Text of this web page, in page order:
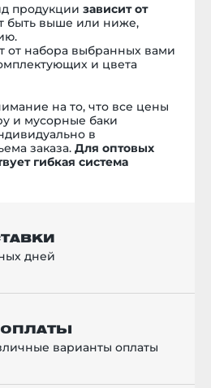
продукции зависит от
быть выше или ниже,
от набора выбранных вами
и цвета
на то, что все цены
и мусорные баки
в
заказа. Для оптовых
гибкая система
дней
варианты оплаты